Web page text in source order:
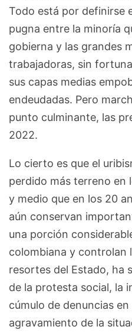
Todo está por definirse
pugna entre la minoría
gobierna y las grandes
trabajadoras, sin
sus capas medias
endeudadas. Pero
punto culminante, las
2022.
Lo cierto es que el
perdido más terreno en
y medio que en los 20
aún conservan
una porción
colombiana y controlan
resortes del Estado, ha
de la protesta social, la
cúmulo de denuncias
agravamiento de la